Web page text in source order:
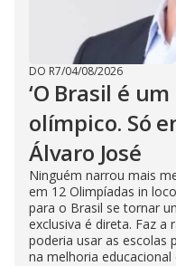
DO R7/04/08/2026
‘O Brasil é
olímpico. Só
Álvaro José
Ninguém narrou mais
em 12 Olimpíadas in
para o Brasil se tornar
exclusiva é direta. Faz a
poderia usar as escolas
na melhoria educacional